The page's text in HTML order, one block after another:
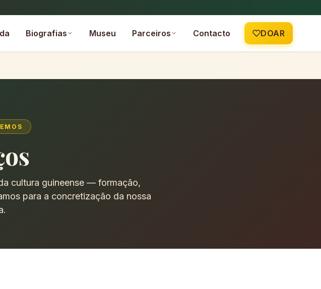
Biografias Museu Parceiros Contacto DOAR
cultura guineense — formação,
para a concretização da nossa